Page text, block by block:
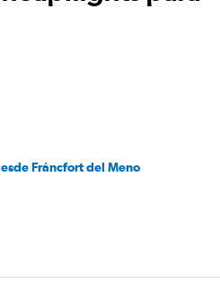
Fráncfort del Meno